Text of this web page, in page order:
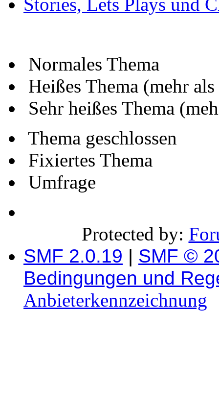
Normales Thema
Heißes Thema (mehr
Sehr heißes Thema
Thema geschlossen
Fixiertes Thema
Umfrage
Protected by:
SMF 2.0.19 | SMF ©
Bedingungen und
Anbieterkennzeichnung